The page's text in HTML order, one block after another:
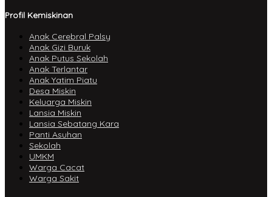
Profil Kemiskinan
Anak Cerebral Palsy
Anak Gizi Buruk
Anak Putus Sekolah
Anak Terlantar
Anak Yatim Piatu
Desa Miskin
Keluarga Miskin
Lansia Miskin
Lansia Sebatang Kara
Panti Asuhan
Sekolah
UMKM
Warga Cacat
Warga Sakit